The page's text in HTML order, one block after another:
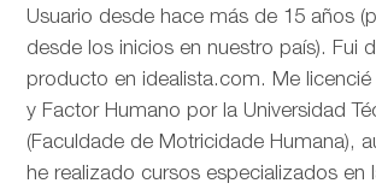
Usuario desde hace más de 15 años
desde los inicios en nuestro país). Fui
producto en idealista.com. Me
y Factor Humano por la Universidad
(Faculdade de Motricidade Humana),
he realizado cursos especializados en